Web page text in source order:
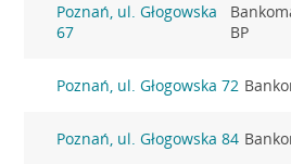
Poznań, ul. Głogowska
67
BP
Poznań, ul. Głogowska 72
Poznań, ul. Głogowska 84